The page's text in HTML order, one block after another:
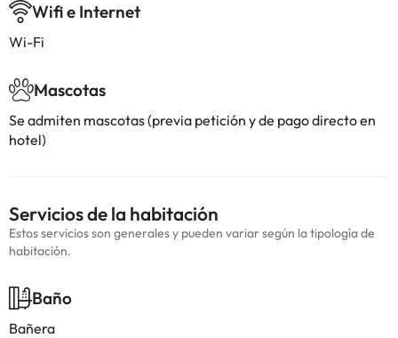
Wifi e Internet
Wi-Fi
Mascotas
Se admiten mascotas (previa petición y de pago directo en
hotel)
Servicios de la habitación
Estos servicios son generales y pueden variar según la tipología de
habitación.
Baño
Bañera